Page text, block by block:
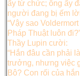
ấy từ chức; ông ấy
người đang bị ếm
“Vậy sao
Pháp Thuật luôn
Thầy Lupin cười:
“Hắn đâu cần phải
trưởng, nhưng việc
Bộ? Con rối của